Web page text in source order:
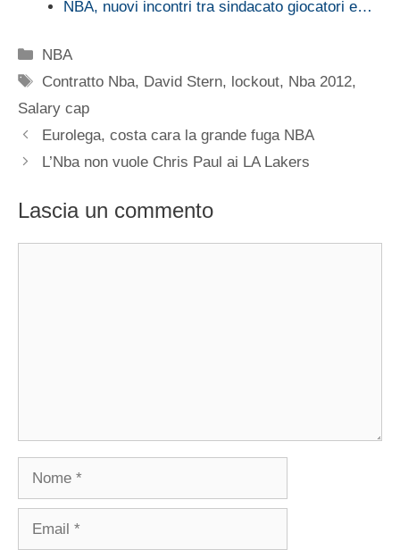
NBA, nuovi incontri tra sindacato giocatori e…
Categorie
NBA
Tag
Contratto Nba, David Stern, lockout, Nba 2012,
Salary cap
Eurolega, costa cara la grande fuga NBA
L’Nba non vuole Chris Paul ai LA Lakers
Lascia un commento
Nome
Email